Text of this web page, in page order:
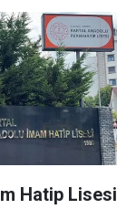
Hatip Lisesi